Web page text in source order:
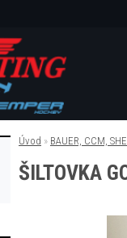
Úvod » BAUER, CCM,
ŠILTOVKA